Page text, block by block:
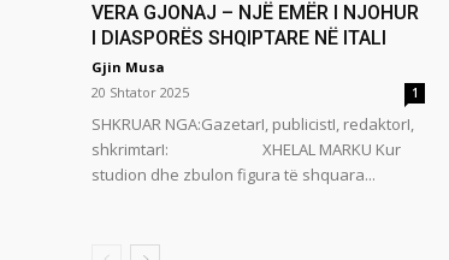
VERA GJONAJ – NJË EMËR I NJOHUR
I DIASPORËS SHQIPTARE NË ITALI
Gjin Musa
20 Shtator 2025
1
SHKRUAR NGA:GazetarI, publicistI, redaktorI,
shkrimtarI: XHELAL MARKU Kur
studion dhe zbulon figura të shquara...